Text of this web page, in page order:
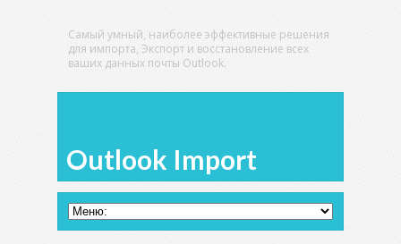
Самый умный, наиболее эффективные решения
для импорта, Экспорт и восстановление всех
ваших данных почты Outlook.
Outlook Import